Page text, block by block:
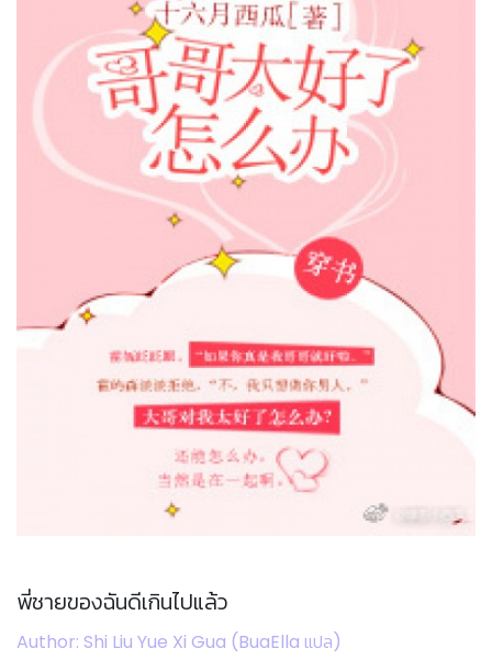
พี่ชายของฉันดีเกินไปแล้ว
Author: Shi Liu Yue Xi Gua (BuaElla แปล)